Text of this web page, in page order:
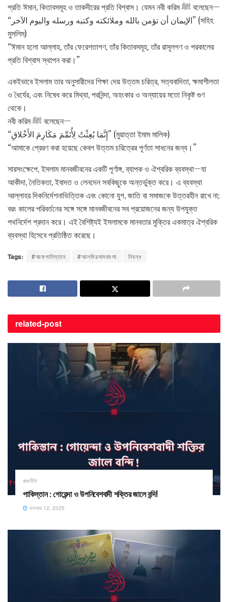
প্রতি ঈমান, কিতাবসমূহ ও তাকদীরের প্রতি বিশ্বাস। যেমন নবী করিম ﷺ বলেছেন—
“الإيمان أن تؤمن بالله وملائكته وكتبه ورسله واليوم الآخر” (সহিহ
মুসলিম)
“ঈমান হলো আল্লাহ, তাঁর ফেরেশতাগণ, তাঁর কিতাবসমূহ, তাঁর রাসূলগণ ও পরকালের
প্রতি বিশ্বাস স্থাপন করা।”
একইভাবে ইসলাম তার অনুসারীদের শিক্ষা দেয় উত্তম চরিত্র, সত্যবাদিতা, ক্ষমাশীলতা
ও ধৈর্যের, এবং নিষেধ করে মিথ্যা, পরনিন্দা, অহংকার ও অন্যায়ের মতো নিকৃষ্ট গুণ
থেকে।
নবী করিম ﷺ বলেছেন—
“إِنَّمَا بُعِثْتُ لِأُتَمِّمَ مَكَارِمَ الأَخْلاقِ” (মুয়াত্তা ইমাম মালিক)
“আমাকে প্রেরণ করা হয়েছে কেবল উত্তম চরিত্রের পূর্ণতা সাধনের জন্য।”
সারসংক্ষেপে, ইসলাম মানবজীবনের একটি পূর্ণাঙ্গ, ব্যাপক ও ঐশ্বরিক ব্যবস্থা—যা
আকীদা, নৈতিকতা, ইবাদত ও লেনদেন সবকিছুকে অন্তর্ভুক্ত করে। এ ব্যবস্থা
আল্লাহর দিকনির্দেশনাভিত্তিক এবং কোনো যুগ, জাতি বা সমাজকে উত্তরহীন রাখে না;
বরং কালের পরিবর্তনের সঙ্গে সঙ্গে মানবজীবনের সব প্রয়োজনের জন্য উপযুক্ত
পথনির্দেশ প্রদান করে। এই বৈশিষ্ট্যই ইসলামকে মানবতার মুক্তির একমাত্র ঐশ্বরিক
ব্যবস্থা হিসেবে প্রতিষ্ঠিত করেছে।
Tags: #আফগানিস্তান #আলমিরসাদবাংলা নিবন্ধ
related-post
রাজনীতি
পাকিস্তান : গোয়েন্দা ও উপনিবেশবাদী শক্তির জালে বন্দি!
নভেম্বর 12, 2025